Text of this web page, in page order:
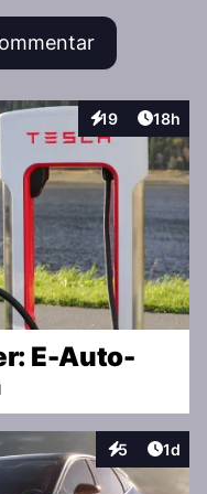
19
Interaktionen
Artikel
18h
E-Auto-
5
Interaktionen
1d